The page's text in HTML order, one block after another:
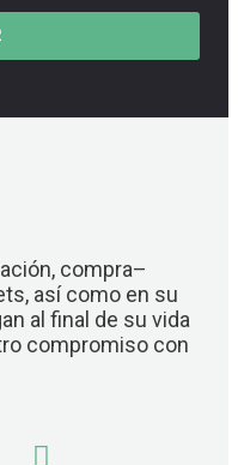
compra–
así como en su
al final de su vida
compromiso con